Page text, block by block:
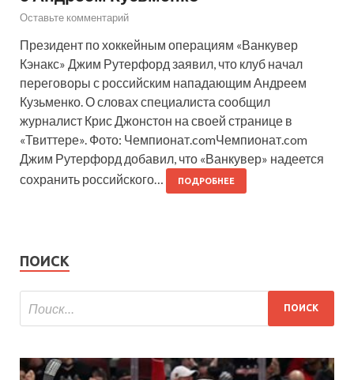
Оставьте комментарий
Президент по хоккейным операциям «Ванкувер
Кэнакс» Джим Рутерфорд заявил, что клуб начал
переговоры с российским нападающим Андреем
Кузьменко. О словах специалиста сообщил
журналист Крис Джонстон на своей странице в
«Твиттере». Фото: Чемпионат.comЧемпионат.com
Джим Рутерфорд добавил, что «Ванкувер» надеется
сохранить российского…
ПОДРОБНЕЕ
ПОИСК